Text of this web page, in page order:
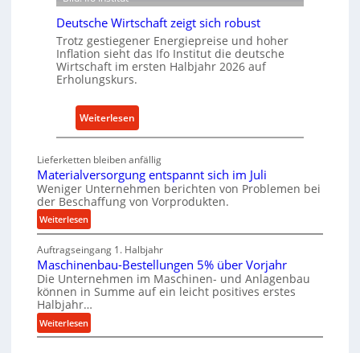
r
i
e
-
s
t
z
t
i
l
e
n
e
n
r
n
a
c
h
a
t
i
g
e
W
k
z
e
b
Deutsche Wirtschaft zeigt sich robust
Trotz gestiegener Energiepreise und hoher
Inflation sieht das Ifo Institut die deutsche
Wirtschaft im ersten Halbjahr 2026 auf
Erholungskurs.
Weiterlesen
D
u
t
s
h
e
W
s
Lieferketten bleiben anfällig
Materialversorgung entspannt sich im Juli
Weniger Unternehmen berichten von Problemen bei
der Beschaffung von Vorprodukten.
Weiterlesen:
M
a
t
e
r
i
a
l
Auftragseingang 1. Halbjahr
Maschinenbau-Bestellungen 5% über Vorjahr
Die Unternehmen im Maschinen- und Anlagenbau
können in Summe auf ein leicht positives erstes
Halbjahr…
Weiterlesen:
M